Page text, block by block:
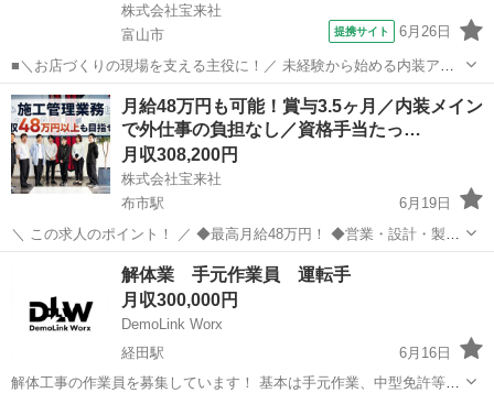
株式会社宝来社
富山市
提携サイト 6月26日
■＼お店づくりの現場を支える主役に！／ 未経験から始める内装アシ
スタント ▼Q&Aで分かる！この仕事のリアル Ｑ. 力仕事や厳しい上下
関係はある？ Ａ. 重いものを運ぶ作業はほぼナシ！ Ｑ. 働きやすさや
休みはしっかり...
富山 富山市 施工管理
月給48万円も可能！賞与3.5ヶ月／内装メイン
で外仕事の負担なし／資格手当たっ…
月収308,200円
株式会社宝来社
布市駅
6月19日
＼ この求人のポイント！ ／ ◆最高月給48万円！ ◆営業・設計・製造
が社内完結で調整がスムーズ ◆外現場の過酷さとは無縁の内装メイン
施工 ◆見積から引渡まで一気通貫で大きな裁量権 ◆実質年休123日＋
夏冬は9連休...
富山市 布市駅 施工管理
解体業 手元作業員 運転手
月収300,000円
DemoLink Worx
経田駅
6月16日
解体工事の作業員を募集しています！ 基本は手元作業、中型免許等あ